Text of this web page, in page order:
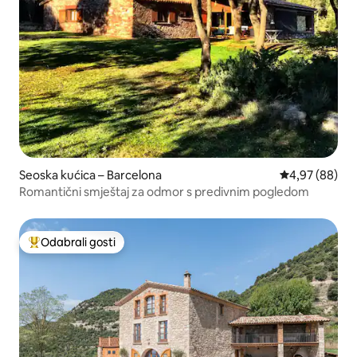
Seoska kućica – Barcelona Prosječna
4,97 (88)
Romantični smještaj za odmor s predivnim pogledom
Među najviše rangiranima s oznakom „Odabrali gosti”
Odabrali gosti